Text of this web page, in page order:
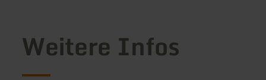
Weitere Infos